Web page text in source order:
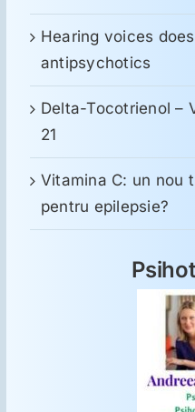
Hearing voices
antipsychotics
Delta-Tocotrienol –
21
Vitamina C: un nou
pentru epilepsie?